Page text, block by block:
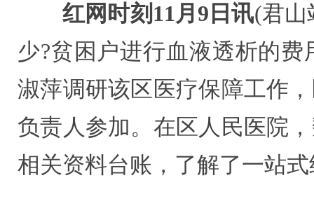
红网时刻11月9日讯(君山
少?贫困户进行血液透析的
淑萍调研该区医疗保障工作
负责人参加。在区人民医院
相关资料台账，了解了一站